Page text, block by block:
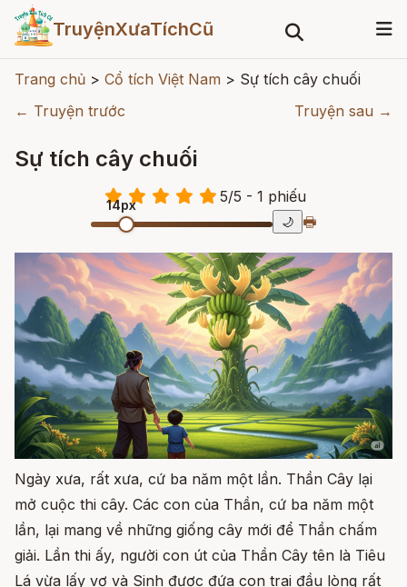
TruyệnXưaTíchCũ
Trang chủ > Cổ tích Việt Nam > Sự tích cây chuối
← Truyện trước
Truyện sau →
Sự tích cây chuối
5/5 - 1 phiếu
14px
🌙 🖶
Ngày xưa, rất xưa, cứ ba năm một lần. Thần Cây lại
mở cuộc thi cây. Các con của Thần, cứ ba năm một
lần, lại mang về những giống cây mới để Thần chấm
giải. Lần thi ấy, người con út của Thần Cây tên là Tiêu
Lá vừa lấy vợ và Sinh được đứa con trai đầu lòng rất